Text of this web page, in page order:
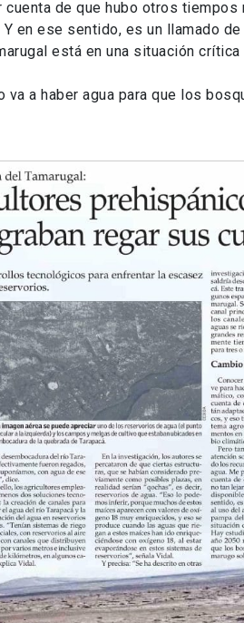
de que hubo otros tiempos
en ese sentido, es un llamado
está en una situación
a haber agua para que los